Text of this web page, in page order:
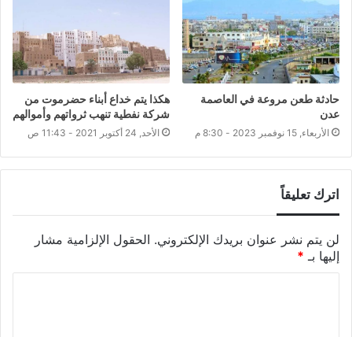
حادثة طعن مروعة في العاصمة
عدن
الأربعاء, 15 نوفمبر 2023 - 8:30 م
هكذا يتم خداع أبناء حضرموت من
شركة نفطية تنهب ثرواتهم وأموالهم
الأحد, 24 أكتوبر 2021 - 11:43 ص
اترك تعليقاً
لن يتم نشر عنوان بريدك الإلكتروني. الحقول الإلزامية مشار
إليها بـ *